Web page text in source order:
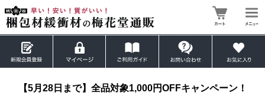
【5月28日まで】全品対象1,000円OFFキャンペーン！